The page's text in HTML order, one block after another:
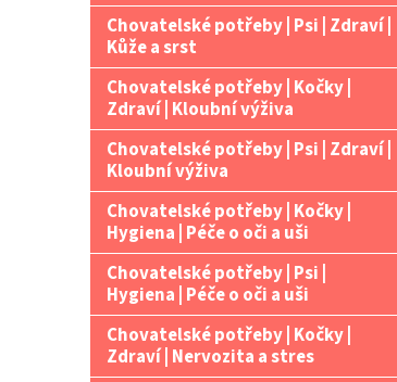
Chovatelské potřeby | Psi | Zdraví |
Kůže a srst
Chovatelské potřeby | Kočky |
Zdraví | Kloubní výživa
Chovatelské potřeby | Psi | Zdraví |
Kloubní výživa
Chovatelské potřeby | Kočky |
Hygiena | Péče o oči a uši
Chovatelské potřeby | Psi |
Hygiena | Péče o oči a uši
Chovatelské potřeby | Kočky |
Zdraví | Nervozita a stres